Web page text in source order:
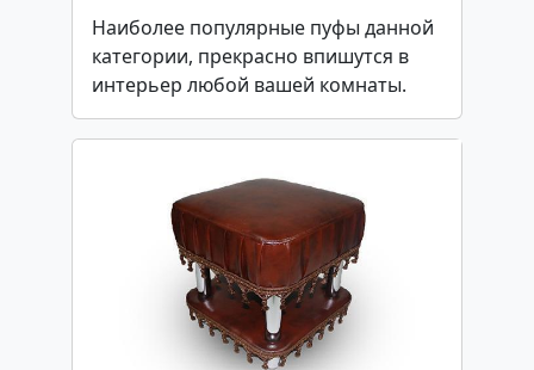
Наиболее популярные пуфы данной
категории, прекрасно впишутся в
интерьер любой вашей комнаты.